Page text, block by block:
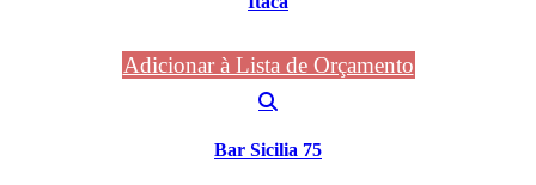
Adicionar à Lista de Orçamento
Bar Sicilia 75